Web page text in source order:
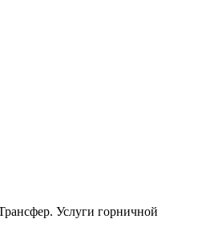
Услуги горничной